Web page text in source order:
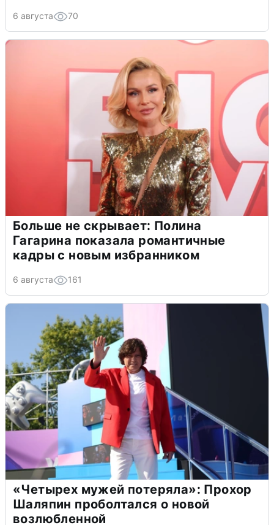
6 августа 70
Больше не скрывает: Полина
Гагарина показала романтичные
кадры с новым избранником
6 августа 161
«Четырех мужей потеряла»: Прохор
Шаляпин проболтался о новой
возлюбленной